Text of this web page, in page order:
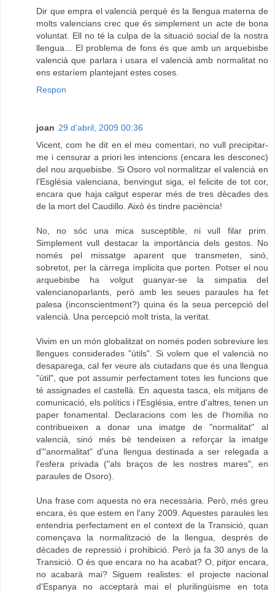
Dir que empra el valencià perquè és la llengua materna de
molts valencians crec que és simplement un acte de bona
voluntat. Ell no té la culpa de la situació social de la nostra
llengua... El problema de fons és que amb un arquebisbe
valencià que parlara i usara el valencià amb normalitat no
ens estaríem plantejant estes coses.
Respon
joan 29 d’abril, 2009 00:36
Vicent, com he dit en el meu comentari, no vull precipitar-
me i censurar a priori les intencions (encara les desconec)
del nou arquebisbe. Si Osoro vol normalitzar el valencià en
l'Església valenciana, benvingut siga, el felicite de tot cor,
encara que haja calgut esperar més de tres dècades des
de la mort del Caudillo. Això és tindre paciència!
No, no sóc una mica susceptible, ni vull filar prim.
Simplement vull destacar la importància dels gestos. No
només pel missatge aparent que transmeten, sinó,
sobretot, per la càrrega ímplicita que porten. Potser el nou
arquebisbe ha volgut guanyar-se la simpatia del
valencianoparlants, però amb les seues paraules ha fet
palesa (inconscientment?) quina és la seua percepció del
valencià. Una percepció molt trista, la veritat.
Vivim en un món globalitzat on només poden sobreviure les
llengues considerades "útils". Si volem que el valencià no
desaparega, cal fer veure als ciutadans que és una llengua
"útil", que pot assumir perfectament totes les funcions que
té assignades el castellà. En aquesta tasca, els mitjans de
comunicació, els polítics i l'Església, entre d'altres, tenen un
paper fonamental. Declaracions com les de l'homilia no
contribueixen a donar una imatge de "normalitat" al
valencià, sinó més bé tendeixen a reforçar la imatge
d'"anormalitat" d'una llengua destinada a ser relegada a
l'esfera privada ("als braços de les nostres mares", en
paraules de Osoro).
Una frase com aquesta no era necessària. Però, més greu
encara, és que estem en l'any 2009. Aquestes paraules les
entendria perfectament en el context de la Transició, quan
començava la normalització de la llengua, després de
dècades de repressió i prohibició. Però ja fa 30 anys de la
Transició. O és que encara no ha acabat? O, pitjor encara,
no acabarà mai? Siguem realistes: el projecte nacional
d'Espanya no acceptarà mai el plurilingüisme en tota